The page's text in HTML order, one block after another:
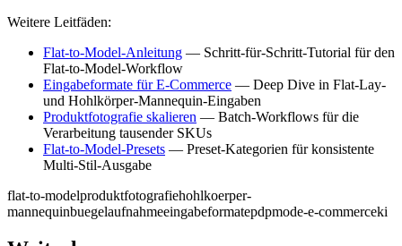
Weitere Leitfäden:
Flat-to-Model-Anleitung — Schritt-für-Schritt-Tutorial für den
Flat-to-Model-Workflow
Eingabeformate für E-Commerce — Deep Dive in Flat-Lay-
und Hohlkörper-Mannequin-Eingaben
Produktfotografie skalieren — Batch-Workflows für die
Verarbeitung tausender SKUs
Flat-to-Model-Presets — Preset-Kategorien für konsistente
Multi-Stil-Ausgabe
flat-to-modelproduktfotografiehohlkoerper-
mannequinbuegelaufnahmeeingabeformatepdpmode-e-commerceki